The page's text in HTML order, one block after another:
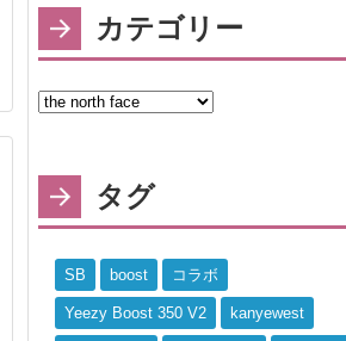
カテゴリー
タグ
SB boost コラボ
Yeezy Boost 350 V2 kanyewest